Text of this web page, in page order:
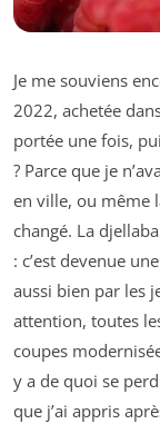
Je me souviens
2022, achetée
portée une fois,
? Parce que je
en ville, ou même
changé. La
: c’est devenue
aussi bien par les
attention, toutes
coupes
y a de quoi se
que j’ai appris